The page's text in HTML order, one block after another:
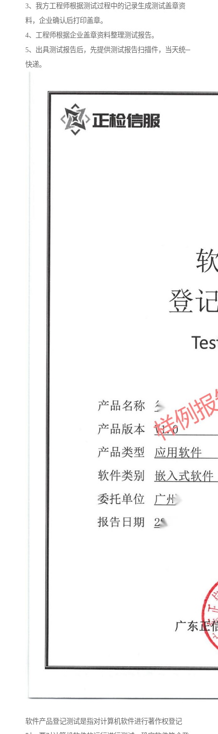
3、我方工程师根据测试过程中的记录生成测试盖章资
料，企业确认后打印盖章。
4、工程师根据企业盖章资料整理测试报告。
5、出具测试报告后，先提供测试报告扫描件，当天统─
快递。
软件产品登记测试是指对计算机软件进行著作权登记